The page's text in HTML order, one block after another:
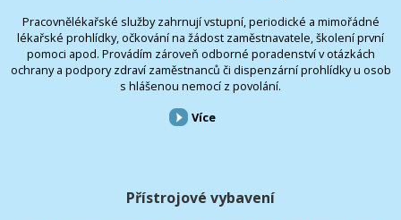
Pracovnělékařské služby zahrnují vstupní, periodické a mimořádné
lékařské prohlídky, očkování na žádost zaměstnavatele, školení první
pomoci apod. Provádím zároveň odborné poradenství v otázkách
ochrany a podpory zdraví zaměstnanců či dispenzární prohlídky u osob
s hlášenou nemocí z povolání.
Více
Přístrojové vybavení